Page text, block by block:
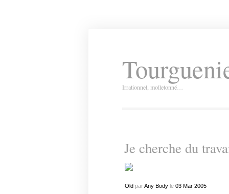
Irrationnel, molletonné…
Je cherche du
OldparAny Bodyle 03 Mar 2005